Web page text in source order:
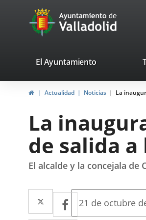
Portal
Web
Ayuntamiento
de
valladolid.es
El Ayuntamiento
InicioActualidad Noticias La
La
de salida a
El alcalde y la concejala
Twitter
Enlace
a
Facebook
Enlace
Fecha
21 de octubre